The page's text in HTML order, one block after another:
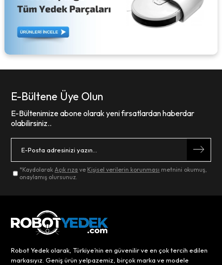
E-Bültene Üye Olun
E-Bültenimize abone olarak yeni fırsatlardan haberdar
olabilirsiniz..
*KaydolarakAçık rıza ve Kişisel verilerin korunması metnini okumuş,
onaylamış olursunuz.
Robot Yedek olarak, Türkiye’nin en güvenilir ve en çok tercih edilen
markasıyız. Geniş ürün yelpazemiz, birçok marka ve modele